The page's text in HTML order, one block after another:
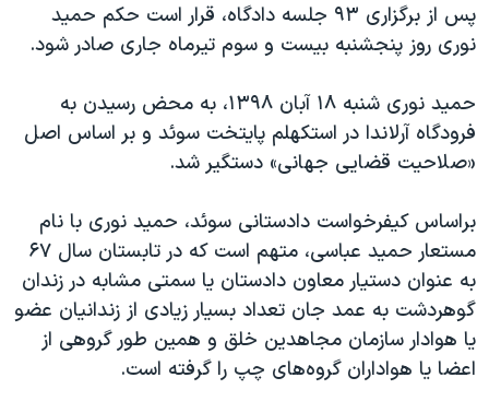
پس از برگزاری ٩٣ جلسه دادگاه، قرار است حکم حمید
نوری روز پنجشنبه بیست و سوم تیرماه جاری صادر شود.
حمید نوری شنبه ۱۸ آبان ۱۳۹۸، به محض رسیدن به
فرودگاه آرلاندا در استکهلم پایتخت سوئد و بر اساس اصل
«صلاحیت قضایی جهانی» دستگیر شد.
براساس کیفرخواست دادستانی سوئد، حمید نوری با نام
مستعار حمید عباسی، متهم است که در تابستان سال ۶۷
به عنوان دستیار معاون دادستان یا سمتی مشابه در زندان
گوهردشت به عمد جان تعداد بسیار زیادی از زندانیان عضو
یا هوادار سازمان مجاهدین خلق و همین طور گروهی از
اعضا یا هواداران گروه‌های چپ را گرفته است.